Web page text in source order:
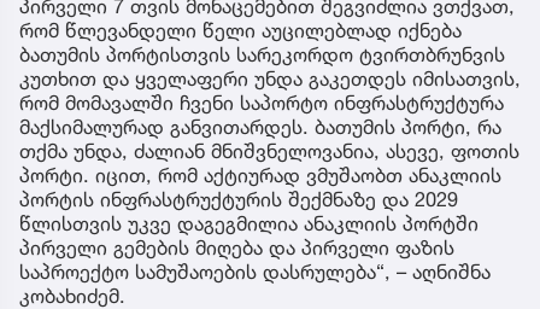
პირველი 7 თვის მონაცემებით შეგვიძლია ვთქვათ,
რომ წლევანდელი წელი აუცილებლად იქნება
ბათუმის პორტისთვის სარეკორდო ტვირთბრუნვის
კუთხით და ყველაფერი უნდა გაკეთდეს იმისათვის,
რომ მომავალში ჩვენი საპორტო ინფრასტრუქტურა
მაქსიმალურად განვითარდეს. ბათუმის პორტი, რა
თქმა უნდა, ძალიან მნიშვნელოვანია, ასევე, ფოთის
პორტი. იცით, რომ აქტიურად ვმუშაობთ ანაკლიის
პორტის ინფრასტრუქტურის შექმნაზე და 2029
წლისთვის უკვე დაგეგმილია ანაკლიის პორტში
პირველი გემების მიღება და პირველი ფაზის
საპროექტო სამუშაოების დასრულება“, – აღნიშნა
კობახიძემ.